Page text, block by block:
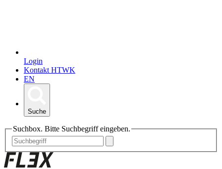
Login
Kontakt HTWK
EN
Suche
Suchbox. Bitte Suchbegriff eingeben.